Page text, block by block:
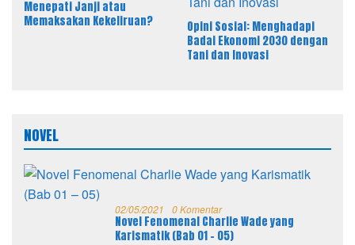
Menepati Janji atau
Memaksakan Kekeliruan?
Opini Sosial: Menghadapi
Badai Ekonomi 2030 dengan
Tani dan Inovasi
NOVEL
02/05/2021 0 Komentar
Novel Fenomenal Charlie Wade yang
Karismatik (Bab 01 – 05)